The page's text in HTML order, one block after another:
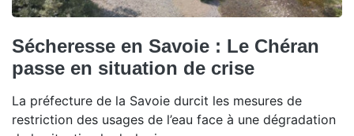
Sécheresse en Savoie : Le Chéran
passe en situation de crise
La préfecture de la Savoie durcit les mesures de
restriction des usages de l’eau face à une dégradation